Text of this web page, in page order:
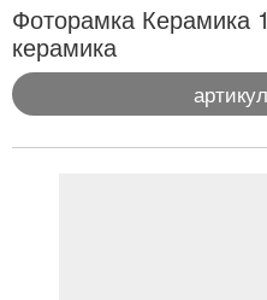
Фоторамка Керамика
керамика